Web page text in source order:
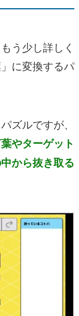
う少し詳しく
に変換するパ
ズルですが、
やターゲット
から抜き取る